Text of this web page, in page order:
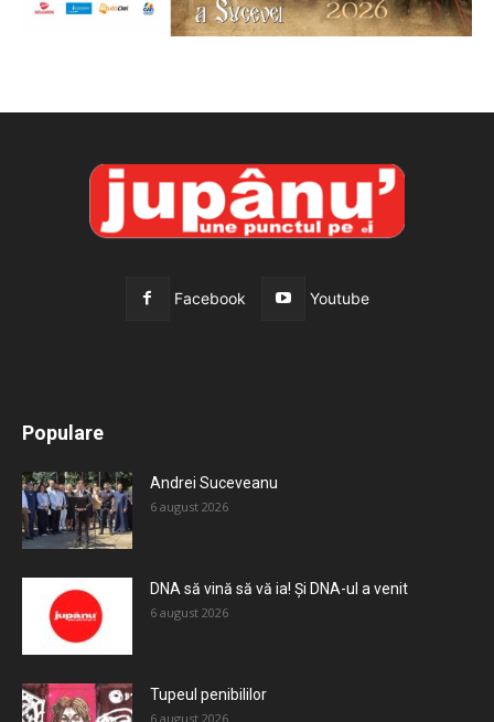
Facebook Youtube
Populare
Andrei Suceveanu
6 august 2026
DNA să vină să vă ia! Și DNA-ul a venit
6 august 2026
Tupeul penibililor
6 august 2026